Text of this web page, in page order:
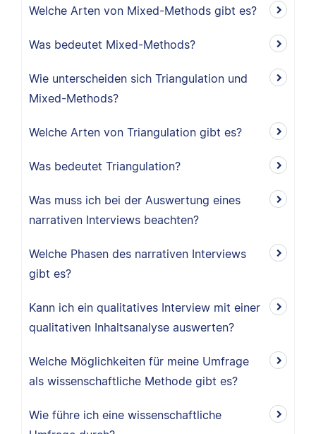
Welche Arten von Mixed-Methods gibt es?
Was bedeutet Mixed-Methods?
Wie unterscheiden sich Triangulation und
Mixed-Methods?
Welche Arten von Triangulation gibt es?
Was bedeutet Triangulation?
Was muss ich bei der Auswertung eines
narrativen Interviews beachten?
Welche Phasen des narrativen Interviews
gibt es?
Kann ich ein qualitatives Interview mit einer
qualitativen Inhaltsanalyse auswerten?
Welche Möglichkeiten für meine Umfrage
als wissenschaftliche Methode gibt es?
Wie führe ich eine wissenschaftliche